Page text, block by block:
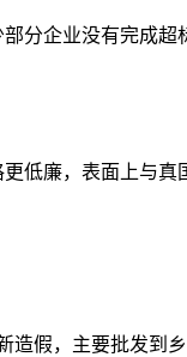
分企业没有完成
低廉，表面上与
假，主要批发到